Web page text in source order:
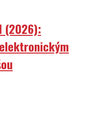
(2026):